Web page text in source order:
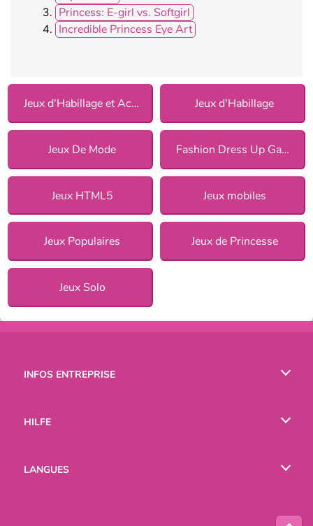
Princess: E-girl vs. Softgirl
Incredible Princess Eye Art
Jeux d'Habillage et Accessoires Jeux d'Habillage
Jeux De Mode Fashion Dress Up Games
Jeux HTML5 Jeux mobiles
Jeux Populaires Jeux de Princesse
Jeux Solo
INFOS ENTREPRISE
HILFE
LANGUES